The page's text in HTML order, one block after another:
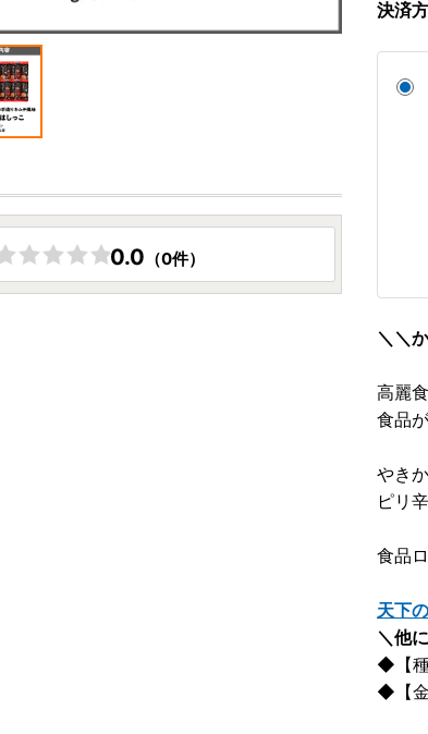
決済
＼＼
高麗
食品
やき
ピリ
食品
天下
＼他
◆【種
◆【金
0.0 （0件）